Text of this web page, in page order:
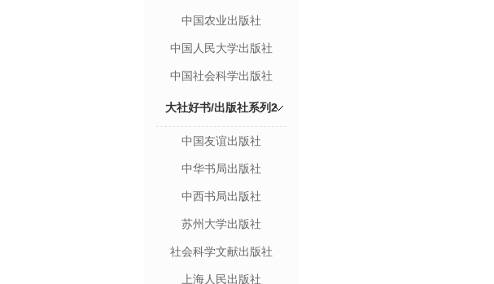
中国农业出版社
中国人民大学出版社
中国社会科学出版社
大社好书/出版社系列2
中国友谊出版社
中华书局出版社
中西书局出版社
苏州大学出版社
社会科学文献出版社
上海人民出版社